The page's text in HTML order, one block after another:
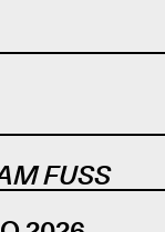
FUSS